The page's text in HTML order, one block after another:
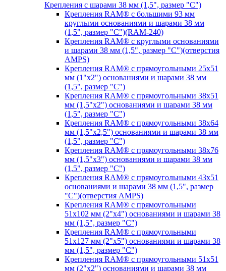
Крепления с шарами 38 мм (1,5", размер "C")
Крепления RAM® с большими 93 мм
круглыми основаниями и шарами 38 мм
(1,5", размер "C")(RAM-240)
Крепления RAM® с круглыми основаниями
и шарами 38 мм (1,5", размер "C")(отверстия
AMPS)
Крепления RAM® с прямоугольными 25х51
мм (1"х2") основаниями и шарами 38 мм
(1,5", размер "C")
Крепления RAM® с прямоугольными 38х51
мм (1,5"х2") основаниями и шарами 38 мм
(1,5", размер "C")
Крепления RAM® с прямоугольными 38х64
мм (1,5"х2,5") основаниями и шарами 38 мм
(1,5", размер "C")
Крепления RAM® с прямоугольными 38х76
мм (1,5"х3") основаниями и шарами 38 мм
(1,5", размер "C")
Крепления RAM® с прямоугольными 43х51
основаниями и шарами 38 мм (1,5", размер
"C")(отверстия AMPS)
Крепления RAM® с прямоугольными
51х102 мм (2"х4") основаниями и шарами 38
мм (1,5", размер "C")
Крепления RAM® с прямоугольными
51х127 мм (2"х5") основаниями и шарами 38
мм (1,5", размер "C")
Крепления RAM® с прямоугольными 51х51
мм (2"х2") основаниями и шарами 38 мм